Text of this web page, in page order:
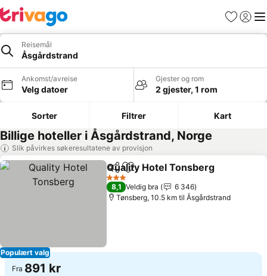
Favoritter
Logg
Reisemål
Åsgårdstrand
Ankomst/avreise
Velg datoer
Gjester og rom
2 gjester, 1 rom
Sorter Filtrer Kart
Billige hoteller i Åsgårdstrand, Norge
Slik påvirkes søkeresultatene av provisjon
Populært valg
Del Legg til i favoritter
Quality Hotel Tonsberg
3 Stjerner
8,1 Veldig bra
6 346
Tønsberg, 10.5 km til Åsgårdstrand
Fra 891 kr